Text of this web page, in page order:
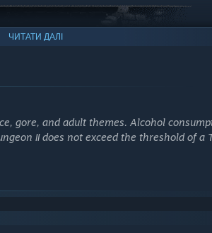
ЧИТАТИ ДАЛІ
gore, and adult themes. Alcohol
II does not exceed the threshold of a